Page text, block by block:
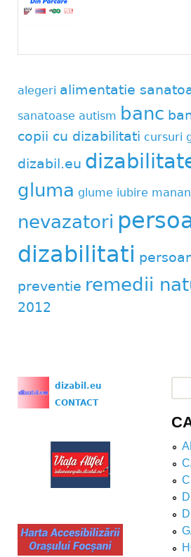
alegeri alimentatie
sanatoase autism banc
copii cu dizabilitati cursuri
dizabil.eu
gluma glume iubire
nevazatori
dizabilitati
preventie remedii
2012
dizabil.eu
CONTACT